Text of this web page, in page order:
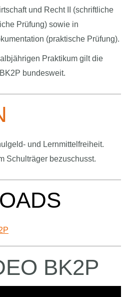
und Recht II (schriftliche
Prüfung) sowie in
(praktische Prüfung).
Praktikum gilt die
bundesweit.
und Lernmittelfreiheit.
Schulträger bezuschusst.
BK2P